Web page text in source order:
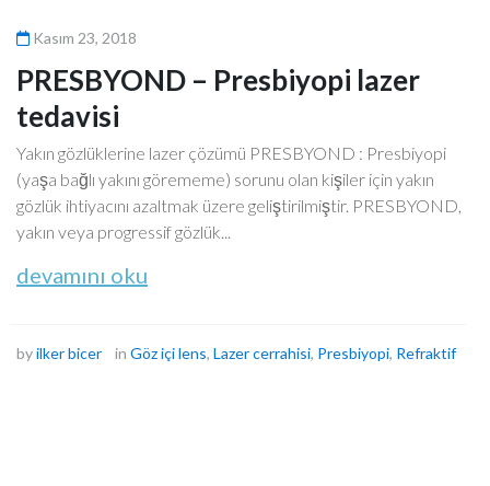
Kasım 23, 2018
PRESBYOND – Presbiyopi lazer
tedavisi
Yakın gözlüklerine lazer çözümü PRESBYOND : Presbiyopi
(yaşa bağlı yakını görememe) sorunu olan kişiler için yakın
gözlük ihtiyacını azaltmak üzere geliştirilmiştir. PRESBYOND,
yakın veya progressif gözlük...
devamını oku
byilker bicer in Göz içi lens, Lazer cerrahisi, Presbiyopi, Refraktif